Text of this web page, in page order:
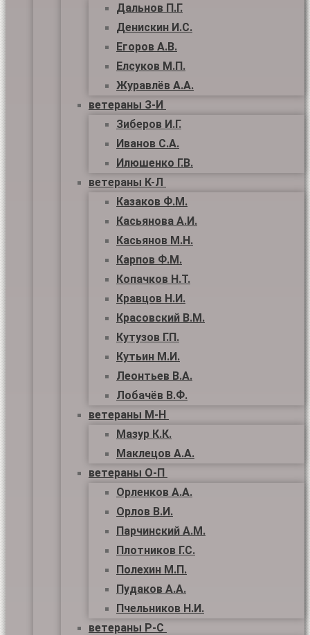
Дальнов П.Г.
Денискин И.С.
Егоров А.В.
Елсуков М.П.
Журавлёв А.А.
ветераны З-И
Зиберов И.Г.
Иванов С.А.
Илюшенко Г.В.
ветераны К-Л
Казаков Ф.М.
Касьянова А.И.
Касьянов М.Н.
Карпов Ф.М.
Копачков Н.Т.
Кравцов Н.И.
Красовский В.М.
Кутузов Г.П.
Кутьин М.И.
Леонтьев В.А.
Лобачёв В.Ф.
ветераны М-Н
Мазур К.К.
Маклецов А.А.
ветераны О-П
Орленков А.А.
Орлов В.И.
Парчинский А.М.
Плотников Г.С.
Полехин М.П.
Пудаков А.А.
Пчельников Н.И.
ветераны Р-С